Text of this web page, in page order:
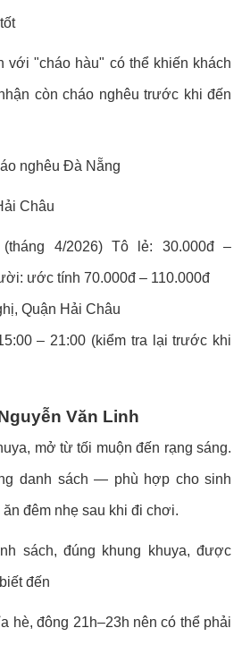
với "cháo hàu" có thể khiến khách
còn cháo nghêu trước khi đến
Châu
4/2026) Tô lẻ: 30.000đ –
ước tính 70.000đ – 110.000đ
Quận Hải Châu
– 21:00 (kiểm tra lại trước khi
Văn Linh
mở từ tối muộn đến rạng sáng.
danh sách — phù hợp cho sinh
đêm nhẹ sau khi đi chơi.
sách, đúng khung khuya, được
đến
hè, đông 21h–23h nên có thể phải